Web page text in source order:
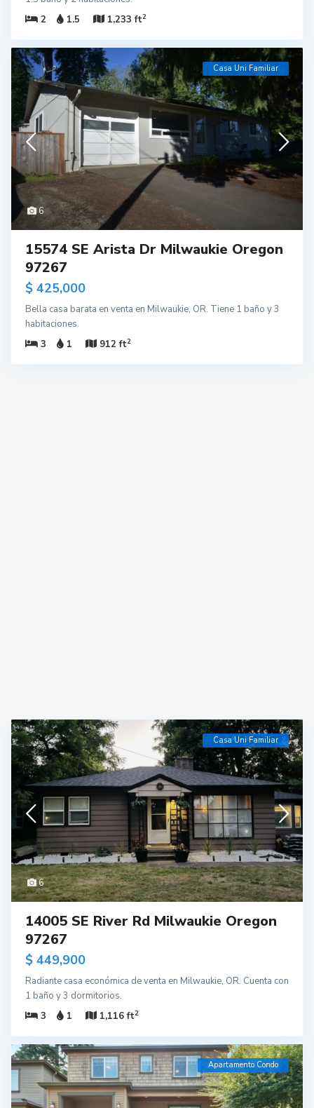
2
1.5 1,233 ft2
6
Casa Uni Familiar
15574 SE Arista Dr Milwaukie Oregon
97267
$ 425,000
Bella casa barata en venta en Milwaukie, OR. Tiene 1 baño y 3
habitaciones.
3
1 912 ft2
6
Casa Uni Familiar
14005 SE River Rd Milwaukie Oregon
97267
$ 449,900
Radiante casa económica de venta en Milwaukie, OR. Cuenta con
1 baño y 3 dormitorios.
3
1 1,116 ft2
Apartamento Condo